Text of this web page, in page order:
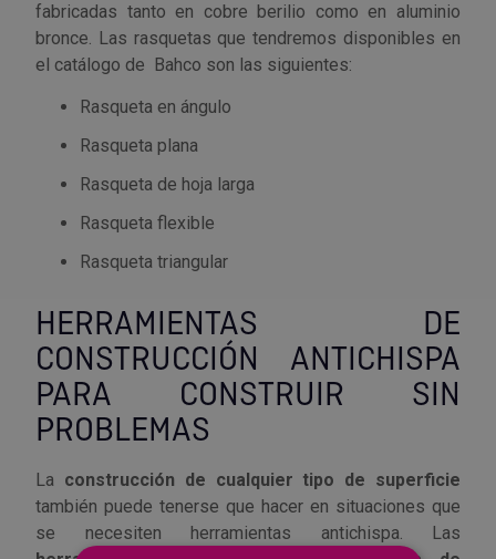
fabricadas tanto en cobre berilio como en aluminio
bronce. Las rasquetas que tendremos disponibles en
el catálogo de Bahco son las siguientes:
Rasqueta en ángulo
Rasqueta plana
Rasqueta de hoja larga
Rasqueta flexible
Rasqueta triangular
HERRAMIENTAS DE
CONSTRUCCIÓN ANTICHISPA
PARA CONSTRUIR SIN
PROBLEMAS
La construcción de cualquier tipo de superficie
también puede tenerse que hacer en situaciones que
se necesiten herramientas antichispa. Las